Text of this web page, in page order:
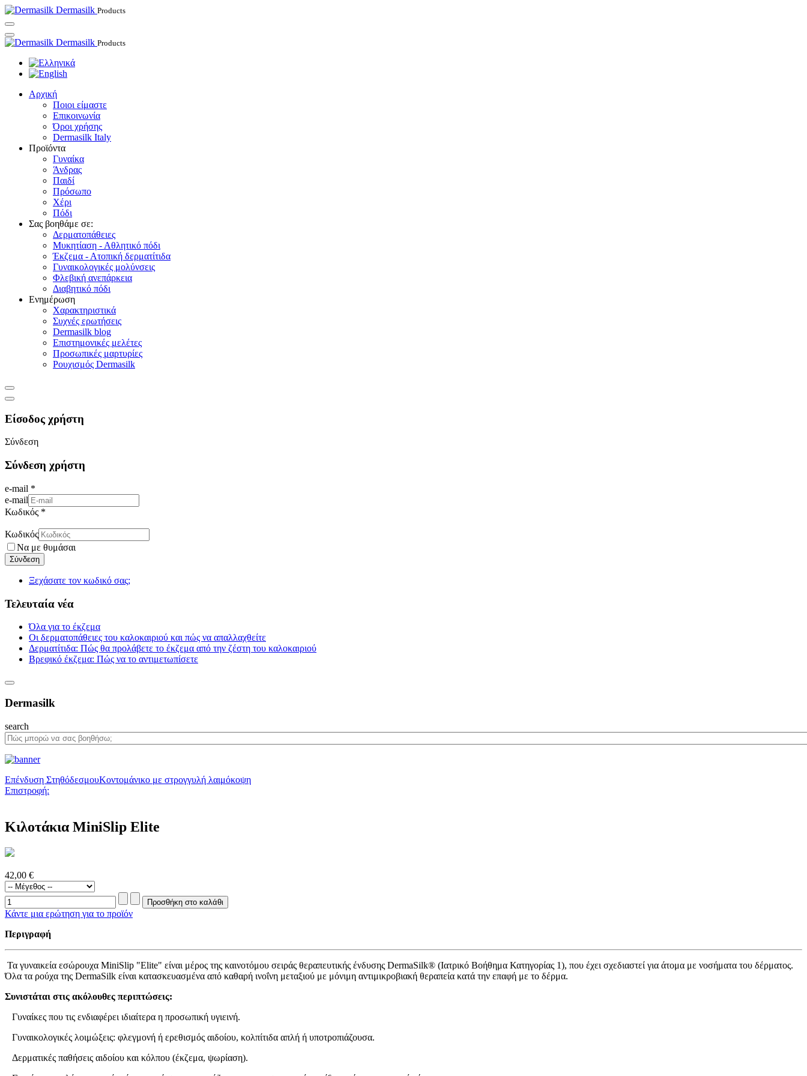
Dermasilk Products
Dermasilk Products
Αρχική
Ποιοι είμαστε
Επικοινωνία
Όροι χρήσης
Dermasilk Italy
Προϊόντα
Γυναίκα
Άνδρας
Παιδί
Πρόσωπο
Χέρι
Πόδι
Σας βοηθάμε σε:
Δερματοπάθειες
Μυκητίαση - Αθλητικό πόδι
Έκζεμα - Ατοπική δερματίτιδα
Γυναικολογικές μολύνσεις
Φλεβική ανεπάρκεια
Διαβητικό πόδι
Ενημέρωση
Χαρακτηριστικά
Συχνές ερωτήσεις
Dermasilk blog
Επιστημονικές μελέτες
Προσωπικές μαρτυρίες
Ρουχισμός Dermasilk
Είσοδος χρήστη
Σύνδεση
Σύνδεση χρήστη
e-mail *
e-mail
Κωδικός *
Κωδικός
Να με θυμάσαι
Ξεχάσατε τον κωδικό σας;
Τελευταία νέα
Όλα για το έκζεμα
Οι δερματοπάθειες του καλοκαιριού και πώς να απαλλαχθείτε
Δερματίτιδα: Πώς θα προλάβετε το έκζεμα από την ζέστη του καλοκαιριού
Βρεφικό έκζεμα: Πώς να το αντιμετωπίσετε
Dermasilk
search
Επένδυση ΣτηθόδεσμουΚοντομάνικο με στρογγυλή λαιμόκοψη
Επιστροφή:
Κιλοτάκια MiniSlip Elite
42,00 €
Κάντε μια ερώτηση για το προϊόν
Περιγραφή
Τα γυναικεία εσώρουχα MiniSlip "Elite" είναι μέρος της καινοτόμου σειράς θεραπευτικής ένδυσης DermaSilk® (Ιατρικό Βοήθημα Κατηγορίας 1), που έχει σχεδιαστεί για άτομα με νοσήματα του δέρματος.
Όλα τα ρούχα της DermaSilk είναι κατασκευασμένα από καθαρή ινοΐνη μεταξιού με μόνιμη αντιμικροβιακή θεραπεία κατά την επαφή με το δέρμα.
Συνιστάται στις ακόλουθες περιπτώσεις:
Γυναίκες που τις ενδιαφέρει ιδιαίτερα η προσωπική υγιεινή.
Γυναικολογικές λοιμώξεις: φλεγμονή ή ερεθισμός αιδοίου, κολπίτιδα απλή ή υποτροπιάζουσα.
Δερματικές παθήσεις αιδοίου και κόλπου (έκζεμα, ψωρίαση).